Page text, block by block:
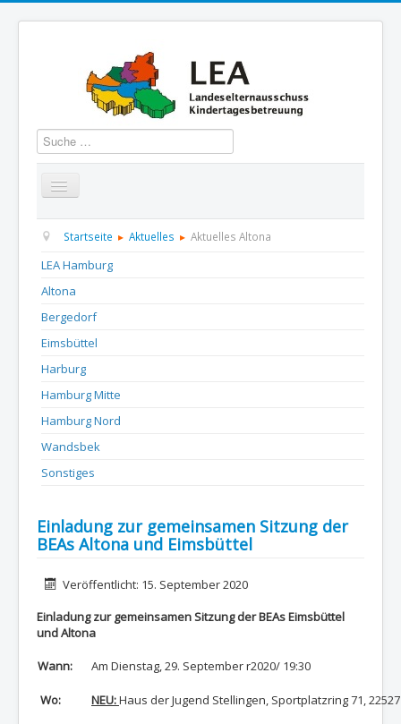
Suchen
Startseite Über uns Aktuelles
Informationen
Kontakt
Startseite Aktuelles Aktuelles Altona
LEA Hamburg
Altona
Bergedorf
Eimsbüttel
Harburg
Hamburg Mitte
Hamburg Nord
Wandsbek
Sonstiges
Einladung zur gemeinsamen Sitzung der
BEAs Altona und Eimsbüttel
DetailsVeröffentlicht: 15. September 2020
Einladung zur gemeinsamen Sitzung der BEAs Eimsbüttel
und Altona
Wann: Am Dienstag, 29. September r2020/ 19:30
Wo: NEU:Haus der Jugend Stellingen, Sportplatzring 71,